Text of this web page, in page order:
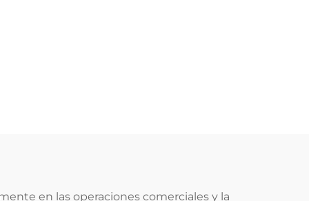
en las operaciones comerciales y la